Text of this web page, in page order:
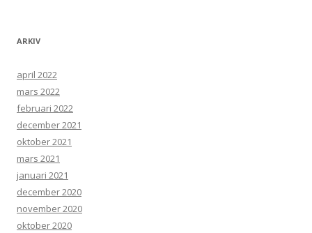
ARKIV
april 2022
mars 2022
februari 2022
december 2021
oktober 2021
mars 2021
januari 2021
december 2020
november 2020
oktober 2020